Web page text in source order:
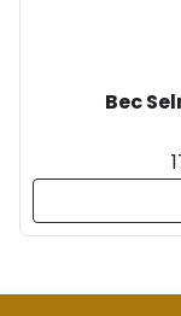
Bec